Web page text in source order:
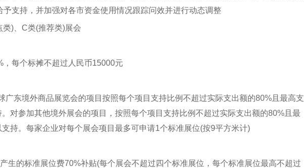
支持，并加强对各市资金使用情况跟踪问效并进行动态调整
)、C类(推荐类)展会
每个标摊不超过人民币15000元
广东境外商品展览会的项目按照每个项目支持比例不超过实际支出额的80%且最高支
对参加其他境外展会的项目，按照每个项目支持比例不超过实际支出额的80%且最
持。每家企业对每个展会项目最多可申请1个标准展位(按9平方米计)
生的标准展位费70%补贴(每个展会不超过四个标准展位，每个标准展位最高不超过